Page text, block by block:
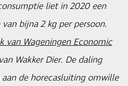
liet in 2020 een
bijna 2 kg per persoon.
van Wageningen Economic
Wakker Dier. De daling
de horecasluiting omwille